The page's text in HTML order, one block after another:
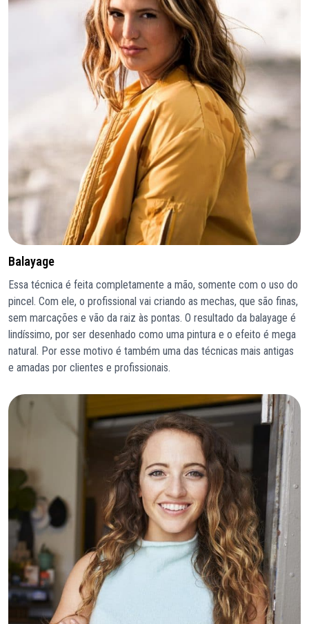
Balayage
Essa técnica é feita completamente a mão, somente com o uso do
pincel. Com ele, o profissional vai criando as mechas, que são finas,
sem marcações e vão da raiz às pontas. O resultado da balayage é
lindíssimo, por ser desenhado como uma pintura e o efeito é mega
natural. Por esse motivo é também uma das técnicas mais antigas
e amadas por clientes e profissionais.